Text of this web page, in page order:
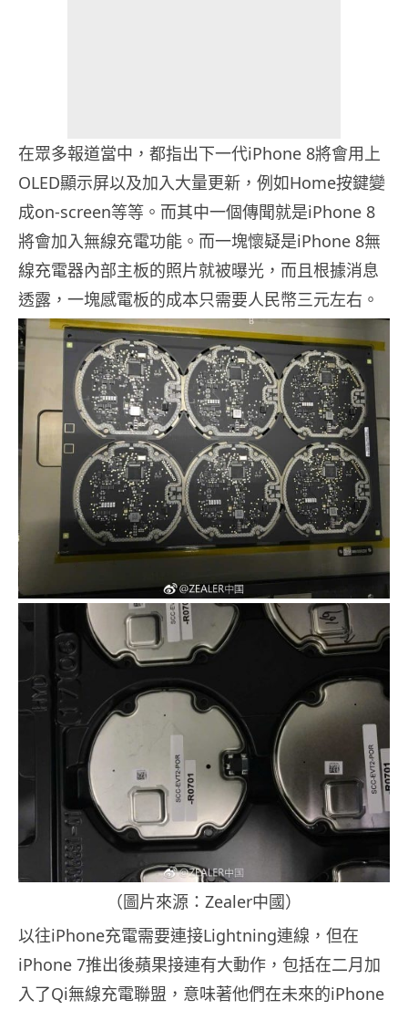
在眾多報道當中，都指出下一代iPhone 8將會用上
OLED顯示屏以及加入大量更新，例如Home按鍵變
成on-screen等等。而其中一個傳聞就是iPhone 8
將會加入無線充電功能。而一塊懷疑是iPhone 8無
線充電器內部主板的照片就被曝光，而且根據消息
透露，一塊感電板的成本只需要人民幣三元左右。
（圖片來源：Zealer中國）
以往iPhone充電需要連接Lightning連線，但在
iPhone 7推出後蘋果接連有大動作，包括在二月加
入了Qi無線充電聯盟，意味著他們在未來的iPhone